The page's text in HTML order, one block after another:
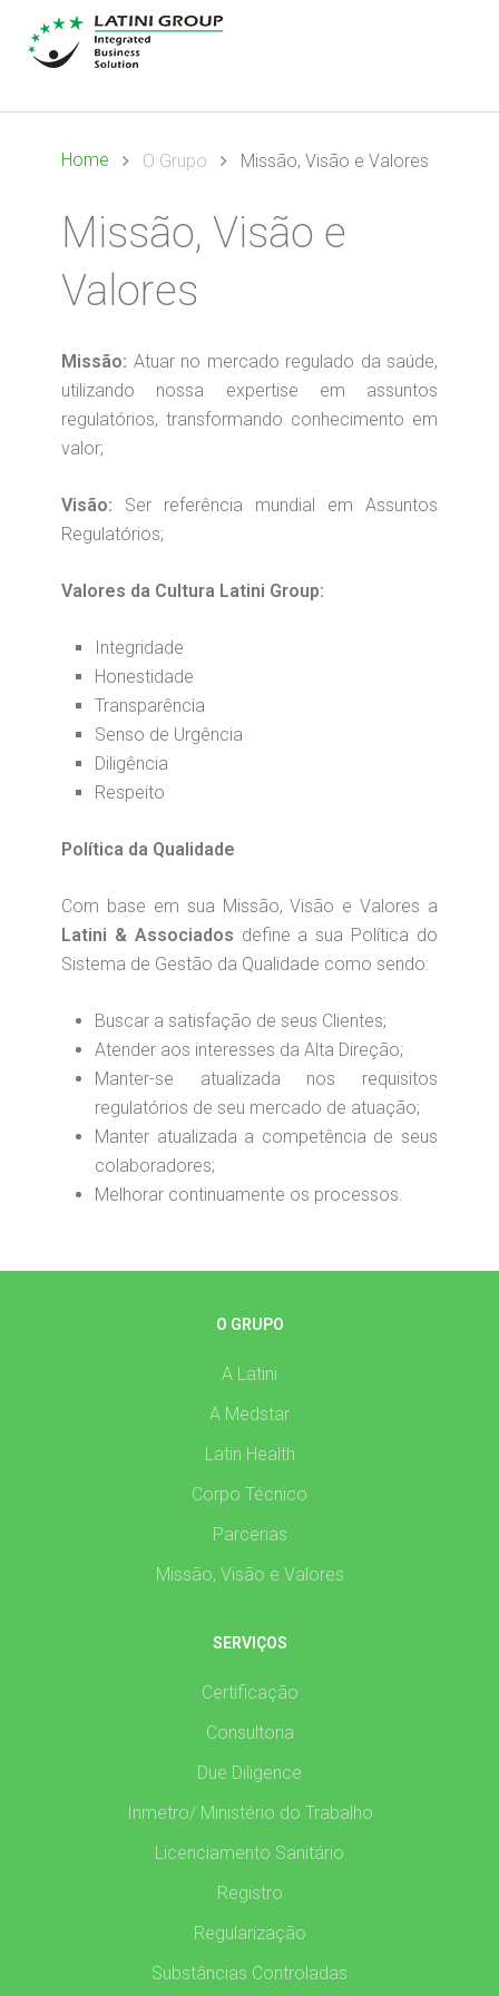
Home O Grupo Missão, Visão e Valores
Missão, Visão e
Valores
Missão: Atuar no mercado regulado da saúde,
utilizando nossa expertise em assuntos
regulatórios, transformando conhecimento em
valor;
Visão: Ser referência mundial em Assuntos
Regulatórios;
Valores da Cultura Latini Group:
Integridade
Honestidade
Transparência
Senso de Urgência
Diligência
Respeito
Política da Qualidade
Com base em sua Missão, Visão e Valores a
Latini & Associados define a sua Política do
Sistema de Gestão da Qualidade como sendo:
Buscar a satisfação de seus Clientes;
Atender aos interesses da Alta Direção;
Manter-se atualizada nos requisitos
regulatórios de seu mercado de atuação;
Manter atualizada a competência de seus
colaboradores;
Melhorar continuamente os processos.
O GRUPO
A Latini
A Medstar
Latin Health
Corpo Técnico
Parcerias
Missão, Visão e Valores
SERVIÇOS
Certificação
Consultoria
Due Diligence
Inmetro/ Ministério do Trabalho
Licenciamento Sanitário
Registro
Regularização
Substâncias Controladas